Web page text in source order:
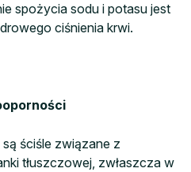
spożycia sodu i potasu jest
ciśnienia krwi.
ściśle związane z
tłuszczowej, zwłaszcza w